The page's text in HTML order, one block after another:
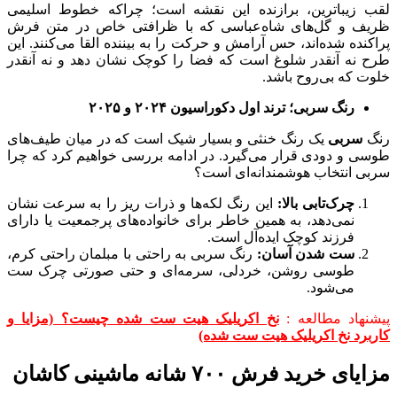
لقب زیباترین، برازنده این نقشه است؛ چراکه خطوط اسلیمی
ظریف و گل‌های شاه‌عباسی که با ظرافتی خاص در متن فرش
پراکنده شده‌اند، حس آرامش و حرکت را به بیننده القا می‌کنند. این
طرح نه آنقدر شلوغ است که فضا را کوچک نشان دهد و نه آنقدر
خلوت که بی‌روح باشد.
رنگ سربی؛ ترند اول دکوراسیون ۲۰۲۴ و ۲۰۲۵
رنگ سربی یک رنگ خنثی و بسیار شیک است که در میان طیف‌های
طوسی و دودی قرار می‌گیرد. در ادامه بررسی خواهیم کرد که چرا
سربی انتخاب هوشمندانه‌ای است؟
چرک‌تابی بالا: این رنگ لکه‌ها و ذرات ریز را به سرعت نشان
نمی‌دهد، به همین خاطر برای خانواده‌های پرجمعیت یا دارای
فرزند کوچک ایده‌آل است.
ست شدن آسان: رنگ سربی به راحتی با مبلمان راحتی کرم،
طوسی روشن، خردلی، سرمه‌ای و حتی صورتی چرک ست
می‌شود.
پیشنهاد مطالعه :نخ اکریلیک هیت ست شده چیست؟ (مزایا و
کاربرد نخ اکریلیک هیت ست شده)
مزایای خرید فرش ۷۰۰ شانه ماشینی کاشان